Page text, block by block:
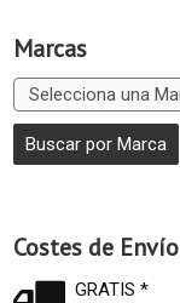
Marcas
Costes de Envío
GRATIS *